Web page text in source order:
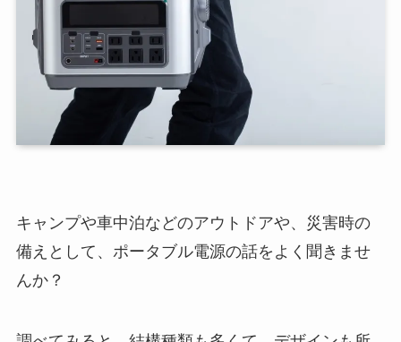
キャンプや車中泊などのアウトドアや、災害時の
備えとして、ポータブル電源の話をよく聞きませ
んか？